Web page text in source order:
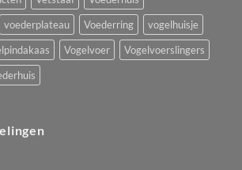
voederplateau Voederring
vogelhuisje
Vogelvoer
Vogelvoerslingers